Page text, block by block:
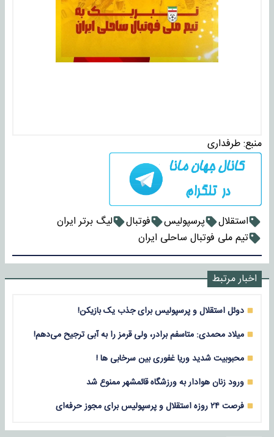
منبع:طرفداری
استقلال پرسپولیس فوتبال
لیگ برتر ایران
تیم ملی فوتبال ساحلی ایران
اخبار مرتبط
دوئل استقلال و پرسپولیس برای جذب یک بازیکن!
میلاد محمدی: متاسفم برادر، ولی قرمز را به آبی ترجیح می‌دهم!
محبوبیت شدید وریا غفوری بین سرخابی ها !
ورود زنان هوادار به ورزشگاه قائمشهر ممنوع شد
فرصت ۲۴ روزه استقلال و پرسپولیس برای مجوز حرفه‌ای